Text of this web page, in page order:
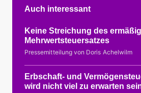
Auch interessant
Keine Streichung des
Mehrwertsteuersatzes
Pressemitteilung von Doris Achelwilm
Erbschaft- und
wird nicht viel zu erwarten